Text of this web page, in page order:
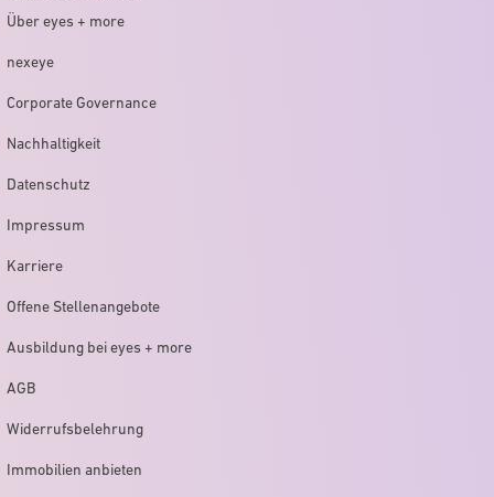
Über eyes + more
nexeye
Corporate Governance
Nachhaltigkeit
Datenschutz
Impressum
Karriere
Offene Stellenangebote
Ausbildung bei eyes + more
AGB
Widerrufsbelehrung
Immobilien anbieten